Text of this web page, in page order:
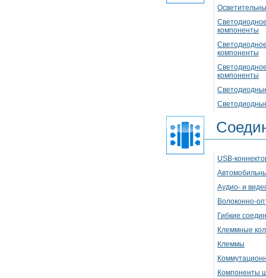
компоненты
компоненты
компоненты
USB-
Аудио- и
Волоконно-
Гибкие
Клеммные
Клеммы
Компоненты